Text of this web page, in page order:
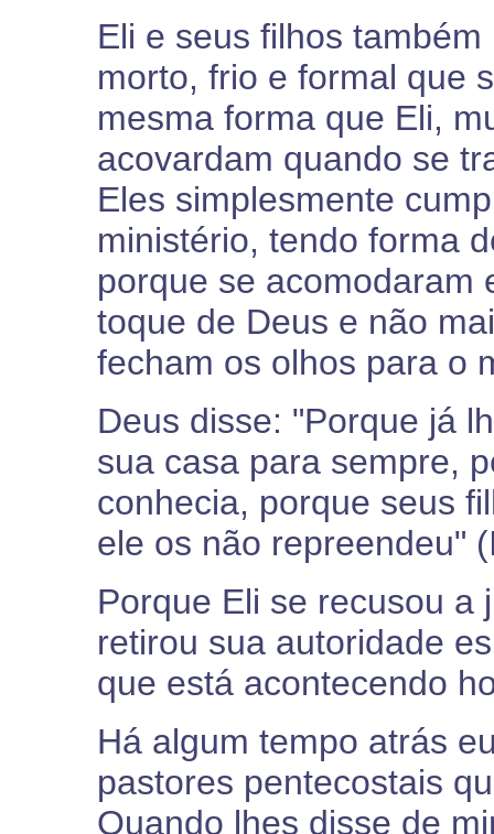
Eli e seus filhos
morto, frio e formal que
mesma forma que Eli,
acovardam quando se
Eles simplesmente
ministério, tendo forma
porque se acomodaram
toque de Deus e não
fecham os olhos para o
Deus disse: "Porque já
sua casa para sempre,
conhecia, porque seus
ele os não repreendeu"
Porque Eli se recusou a
retirou sua autoridade
que está acontecendo
Há algum tempo atrás
pastores pentecostais
Quando lhes disse de